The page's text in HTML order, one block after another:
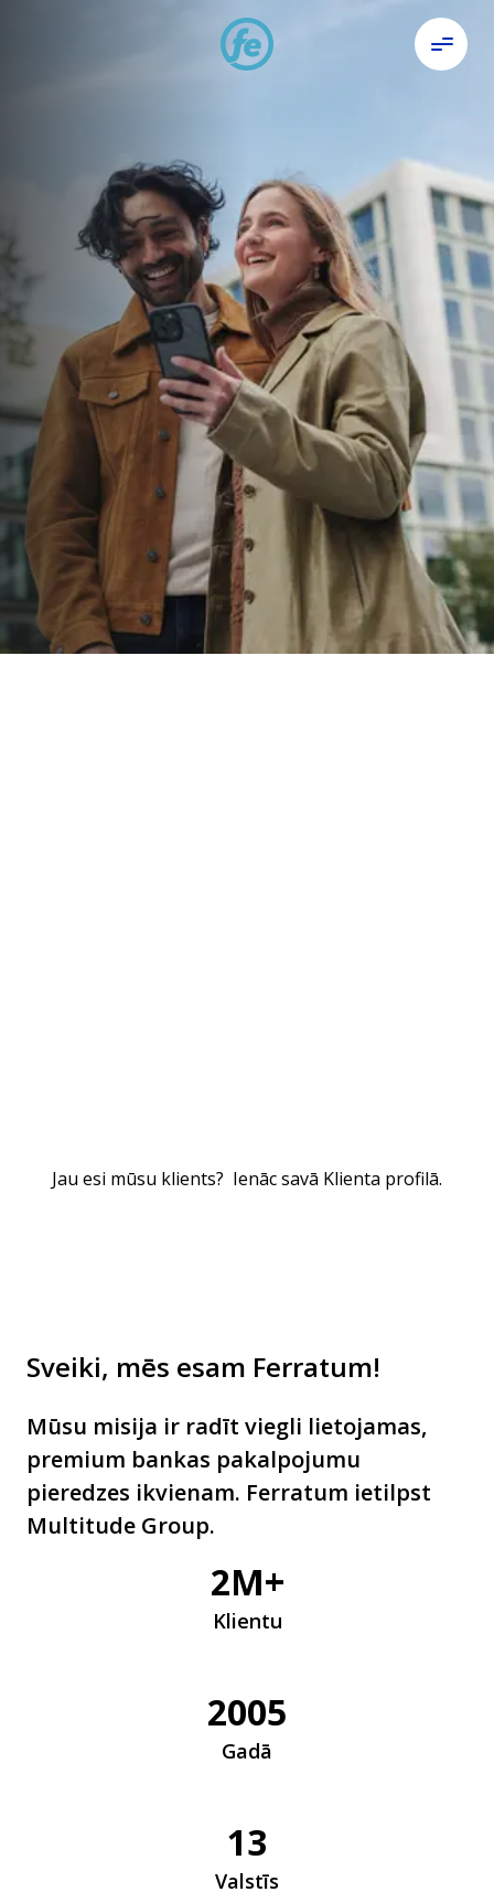
vienkārši
0 EUR komisijas maksa
0 EUR izņemšanas maksa
Maksā tikai par izmantoto
Nauda kontā uzreiz pēc līguma
parakstīšanas
Jau esi mūsu klients? Ienāc savā Klienta profilā.
Sveiki, mēs esam Ferratum!
Mūsu misija ir radīt viegli lietojamas,
premium bankas pakalpojumu
pieredzes ikvienam. Ferratum ietilpst
Multitude Group.
2M+
Klientu
2005
Gadā
13
Valstīs